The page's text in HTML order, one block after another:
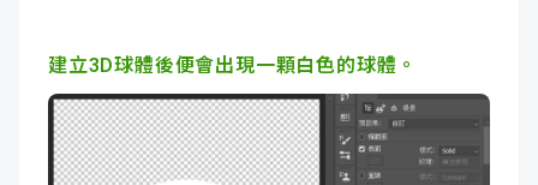
建立3D球體後便會出現一顆白色的球體。